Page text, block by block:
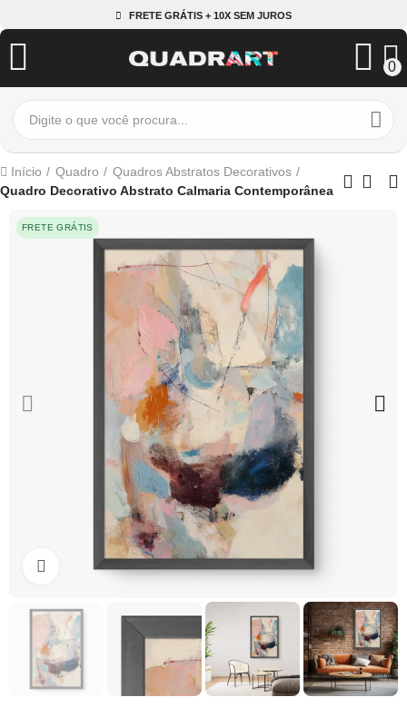
FRETE GRÁTIS + 10X SEM JUROS
0
Início Quadro
Quadros Abstratos Decorativos
Quadro Decorativo Abstrato Calmaria Contemporânea
FRETE GRÁTIS
Clique para ampliar